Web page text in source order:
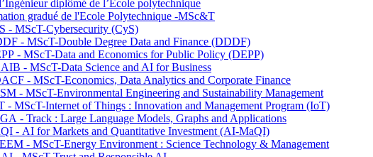
diplômé de l’École polytechnique
gradué de l'Ecole Polytechnique -MSc&T
- MScT-Cybersecurity (CyS)
- MScT-Double Degree Data and Finance (DDDF)
- MScT-Data and Economics for Public Policy (DEPP)
- MScT-Data Science and AI for Business
- MScT-Economics, Data Analytics and Corporate Finance
- MScT-Environmental Engineering and Sustainability Management
- MScT-Internet of Things : Innovation and Management Program (IoT)
- Track : Large Language Models, Graphs and Applications
- AI for Markets and Quantitative Investment (AI-MaQI)
- MScT-Energy Environment : Science Technology & Management